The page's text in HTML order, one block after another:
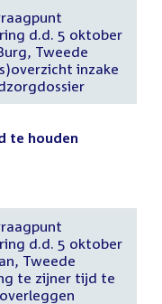
d.d. 5 oktober
Tweede
inzake
te houden
d.d. 5 oktober
Tweede
te zijner tijd te